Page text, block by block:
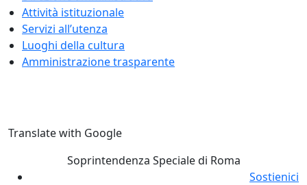
Attività istituzionale
Servizi all’utenza
Luoghi della cultura
Amministrazione trasparente
SkipTranslate with Google
Soprintendenza Speciale di Roma
Sostienici